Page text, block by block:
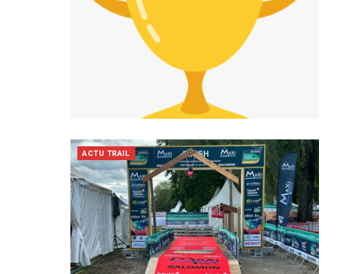
ACTU TRAIL